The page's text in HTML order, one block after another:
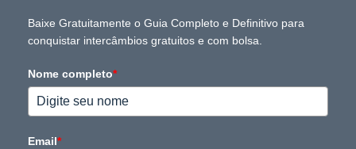
Baixe Gratuitamente o Guia Completo e Definitivo para
conquistar intercâmbios gratuitos e com bolsa.
Nome completo*
Email*